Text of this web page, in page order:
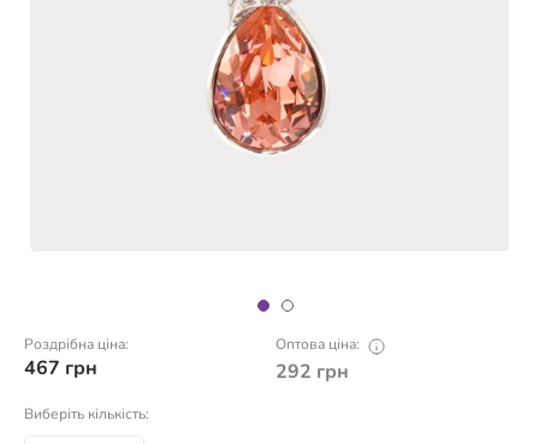
Роздрібна ціна:
467 грн
Оптова ціна:
292 грн
Виберіть кількість: